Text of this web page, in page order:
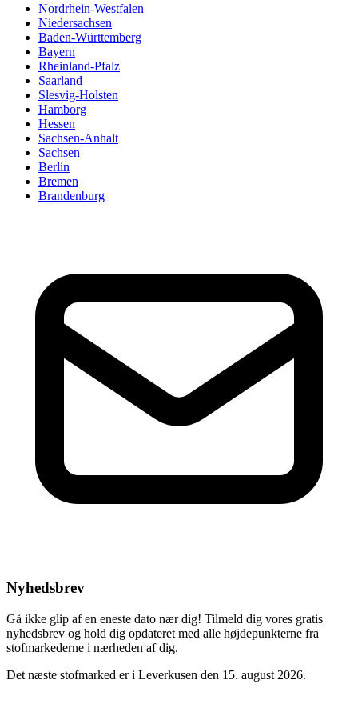
Nordrhein-Westfalen
Niedersachsen
Baden-Württemberg
Bayern
Rheinland-Pfalz
Saarland
Slesvig-Holsten
Hamborg
Hessen
Sachsen-Anhalt
Sachsen
Berlin
Bremen
Brandenburg
Nyhedsbrev
Gå ikke glip af en eneste dato nær dig! Tilmeld dig vores gratis
nyhedsbrev og hold dig opdateret med alle højdepunkterne fra
stofmarkederne i nærheden af dig.
Det næste stofmarked er i Leverkusen den 15. august 2026.